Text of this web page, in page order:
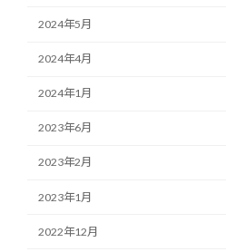
2024年5月
2024年4月
2024年1月
2023年6月
2023年2月
2023年1月
2022年12月